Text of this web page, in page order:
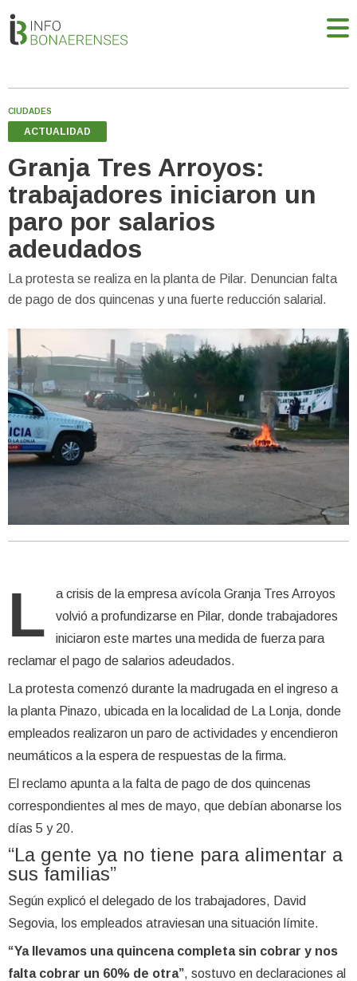
CIUDADES
ACTUALIDAD
Granja Tres Arroyos:
trabajadores iniciaron un
paro por salarios
adeudados
La protesta se realiza en la planta de Pilar. Denuncian falta
de pago de dos quincenas y una fuerte reducción salarial.
L
a crisis de la empresa avícola Granja Tres Arroyos
volvió a profundizarse en Pilar, donde trabajadores
iniciaron este martes una medida de fuerza para
reclamar el pago de salarios adeudados.
La protesta comenzó durante la madrugada en el ingreso a
la planta Pinazo, ubicada en la localidad de La Lonja, donde
empleados realizaron un paro de actividades y encendieron
neumáticos a la espera de respuestas de la firma.
El reclamo apunta a la falta de pago de dos quincenas
correspondientes al mes de mayo, que debían abonarse los
días 5 y 20.
“La gente ya no tiene para alimentar a
sus familias”
Según explicó el delegado de los trabajadores, David
Segovia, los empleados atraviesan una situación límite.
“Ya llevamos una quincena completa sin cobrar y nos
falta cobrar un 60% de otra”, sostuvo en declaraciones al